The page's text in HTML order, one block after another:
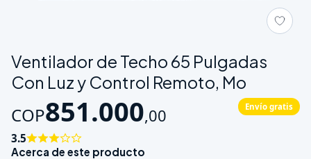
Ventilador de Techo 65 Pulgadas
Con Luz y Control Remoto, Mo
COP851.000,00 Envío gratis
3.5
Acerca de este producto